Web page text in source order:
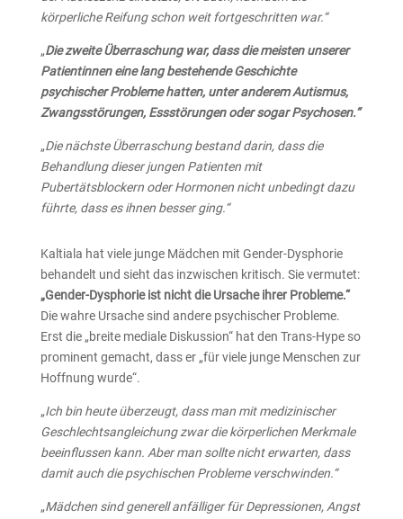
körperliche Reifung schon weit fortgeschritten war.“
„Die zweite Überraschung war, dass die meisten unserer
Patientinnen eine lang bestehende Geschichte
psychischer Probleme hatten, unter anderem Autismus,
Zwangsstörungen, Essstörungen oder sogar Psychosen.“
„Die nächste Überraschung bestand darin, dass die
Behandlung dieser jungen Patienten mit
Pubertätsblockern oder Hormonen nicht unbedingt dazu
führte, dass es ihnen besser ging.“
Kaltiala hat viele junge Mädchen mit Gender-Dysphorie
behandelt und sieht das inzwischen kritisch. Sie vermutet:
„Gender-Dysphorie ist nicht die Ursache ihrer Probleme.“
Die wahre Ursache sind andere psychischer Probleme.
Erst die „breite mediale Diskussion“ hat den Trans-Hype so
prominent gemacht, dass er „für viele junge Menschen zur
Hoffnung wurde“.
„Ich bin heute überzeugt, dass man mit medizinischer
Geschlechtsangleichung zwar die körperlichen Merkmale
beeinflussen kann. Aber man sollte nicht erwarten, dass
damit auch die psychischen Probleme verschwinden.“
„Mädchen sind generell anfälliger für Depressionen, Angst